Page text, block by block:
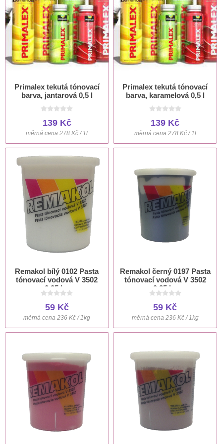
Primalex tekutá tónovací
barva, jantarová 0,5 l
139 Kč
měrná cena 278 Kč / 1l
Primalex tekutá tónovací
barva, karamelová 0,5 l
139 Kč
měrná cena 278 Kč / 1l
Remakol bílý 0102 Pasta
tónovací vodová V 3502
0,25 kg
59 Kč
měrná cena 236 Kč / 1kg
Remakol černý 0197 Pasta
tónovací vodová V 3502
0,25 kg
59 Kč
měrná cena 236 Kč / 1kg